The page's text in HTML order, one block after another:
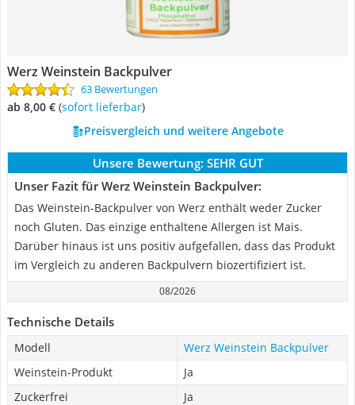
Werz Weinstein Backpulver
63 Bewertungen
ab 8,00 € ( Sofort lieferbar)
Preisvergleich und weitere Angebote
Unsere Bewertung: SEHR GUT
Unser Fazit für Werz Weinstein Backpulver:
Das Weinstein-Backpulver von Werz enthält weder Zucker
noch Gluten. Das einzige enthaltene Allergen ist Mais.
Darüber hinaus ist uns positiv aufgefallen, dass das Produkt
im Vergleich zu anderen Backpulvern biozertifiziert ist.
08/2026
Technische Details
Modell
Werz Weinstein Backpulver
Weinstein-Produkt
Ja
Zuckerfrei
Ja